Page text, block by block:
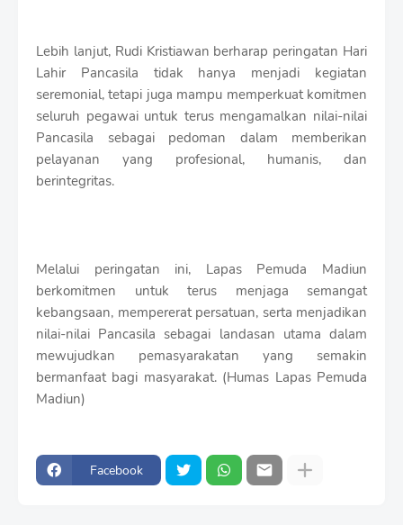
Lebih lanjut, Rudi Kristiawan berharap peringatan Hari
Lahir Pancasila tidak hanya menjadi kegiatan
seremonial, tetapi juga mampu memperkuat komitmen
seluruh pegawai untuk terus mengamalkan nilai-nilai
Pancasila sebagai pedoman dalam memberikan
pelayanan yang profesional, humanis, dan
berintegritas.
Melalui peringatan ini, Lapas Pemuda Madiun
berkomitmen untuk terus menjaga semangat
kebangsaan, mempererat persatuan, serta menjadikan
nilai-nilai Pancasila sebagai landasan utama dalam
mewujudkan pemasyarakatan yang semakin
bermanfaat bagi masyarakat. (Humas Lapas Pemuda
Madiun)
Facebook